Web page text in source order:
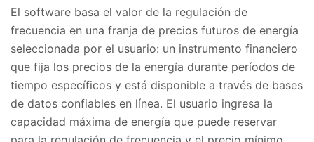
El software basa el valor de la regulación de
frecuencia en una franja de precios futuros de energía
seleccionada por el usuario: un instrumento financiero
que fija los precios de la energía durante períodos de
tiempo específicos y está disponible a través de bases
de datos confiables en línea. El usuario ingresa la
capacidad máxima de energía que puede reservar